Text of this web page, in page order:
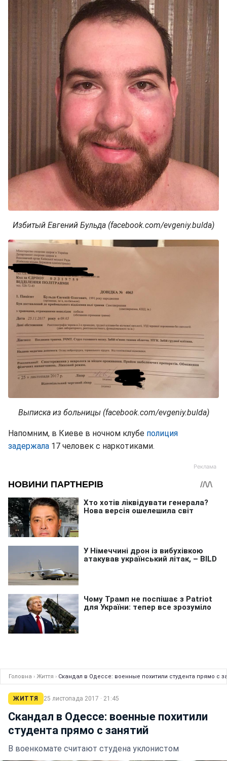
Избитый Евгений Бульда (facebook.com/evgeniy.bulda)
Выписка из больницы (facebook.com/evgeniy.bulda)
Напомним, в Киеве в ночном клубе полиция
задержала 17 человек с наркотиками.
Головна › Життя › Скандал в Одессе: военные похитили студента прямо с
ЖИТТЯ 25 листопада 2017 · 21:45
Скандал в Одессе: военные похитили
студента прямо с занятий
В военкомате считают студена уклонистом